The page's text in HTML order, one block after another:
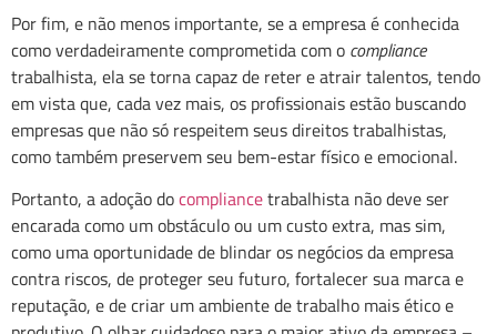
Por fim, e não menos importante, se a empresa é conhecida
como verdadeiramente comprometida com o compliance
trabalhista, ela se torna capaz de reter e atrair talentos, tendo
em vista que, cada vez mais, os profissionais estão buscando
empresas que não só respeitem seus direitos trabalhistas,
como também preservem seu bem-estar físico e emocional.
Portanto, a adoção docompliancetrabalhista não deve ser
encarada como um obstáculo ou um custo extra, mas sim,
como uma oportunidade de blindar os negócios da empresa
contra riscos, de proteger seu futuro, fortalecer sua marca e
reputação, e de criar um ambiente de trabalho mais ético e